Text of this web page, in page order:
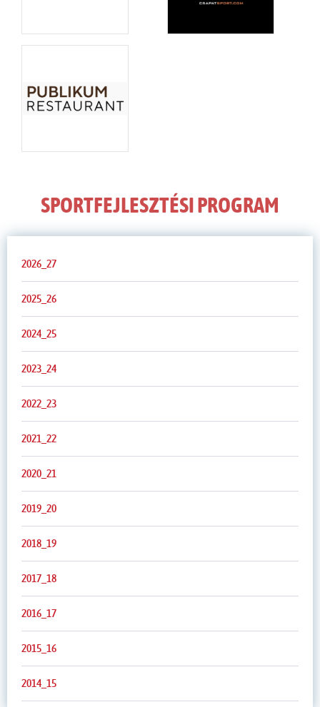
SPORTFEJLESZTÉSI PROGRAM
2026_27
2025_26
2024_25
2023_24
2022_23
2021_22
2020_21
2019_20
2018_19
2017_18
2016_17
2015_16
2014_15